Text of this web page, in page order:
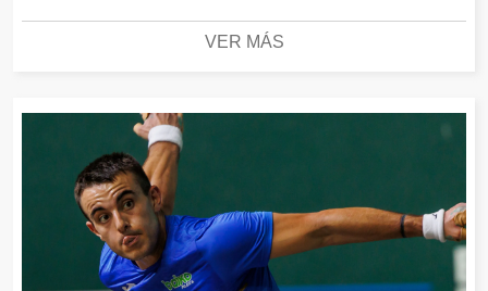
VER MÁS